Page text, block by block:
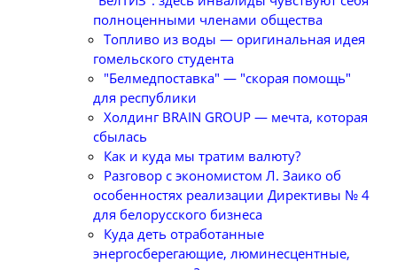
полноценными членами общества
Топливо из воды — оригинальная идея
гомельского студента
"Белмедпоставка" — "скорая помощь"
для республики
Холдинг BRAIN GROUP — мечта, которая
сбылась
Как и куда мы тратим валюту?
Разговор с экономистом Л. Заико об
особенностях реализации Директивы № 4
для белорусского бизнеса
Куда деть отработанные
энергосберегающие, люминесцентные,